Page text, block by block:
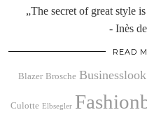
„The secret of great style
- Inès
READ
Blazer Brosche Businesslook
Culotte Elbsegler